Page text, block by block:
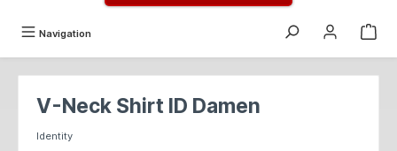
Navigation
V-Neck Shirt ID Damen
Identity